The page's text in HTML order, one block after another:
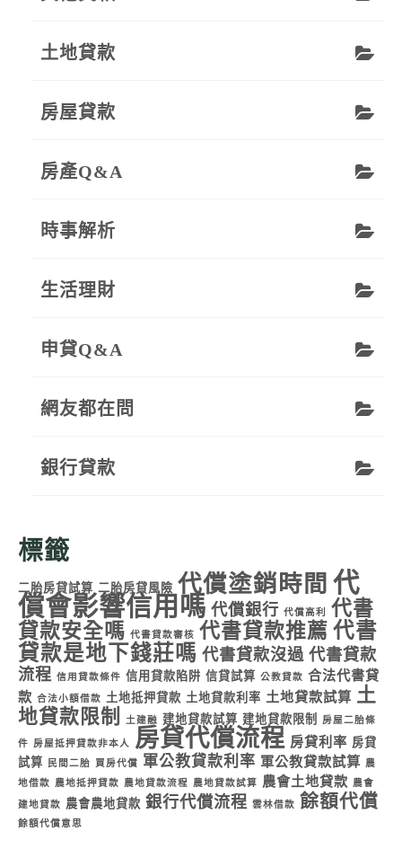
土地貸款
房屋貸款
房產Q&A
時事解析
生活理財
申貸Q&A
網友都在問
銀行貸款
標籤
二胎房貸試算 二胎房貸風險 代償塗銷時間 代
償會影響信用嗎 代償銀行 代償高利
代書
貸款安全嗎 代書貸款審核 代書貸款推薦 代書
貸款是地下錢莊嗎 代書貸款沒過 代書貸款
流程 信用貸款條件 信用貸款陷阱 信貸試算 公教貸款 合法代書貸
款 合法小額借款 土地抵押貸款 土地貸款利率 土地貸款試算 土
地貸款限制
土建融 建地貸款試算 建地貸款限制 房屋二胎條
件 房屋抵押貸款非本人 房貸代償流程 房貸利率 房貸
試算
民間二胎 買房代償 軍公教貸款利率 軍公教貸款試算
農
地借款
農地抵押貸款 農地貸款流程 農地貸款試算 農會土地貸款 農會
建地貸款 農會農地貸款 銀行代償流程 雲林借款 餘額代償
餘額代償意思